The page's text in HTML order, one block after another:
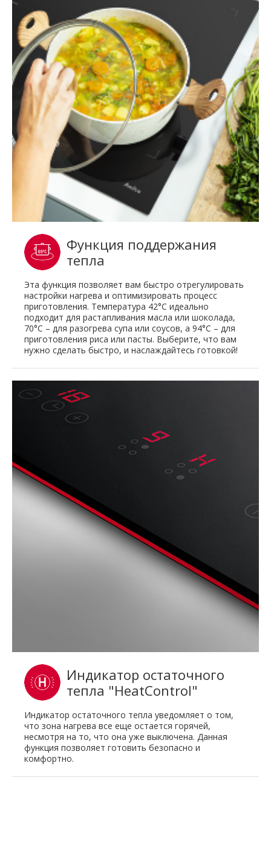
Функция поддержания
тепла
Эта функция позволяет вам быстро отрегулировать
настройки нагрева и оптимизировать процесс
приготовления. Температура 42°C идеально
подходит для растапливания масла или шоколада,
70°C – для разогрева супа или соусов, а 94°C – для
приготовления риса или пасты. Выберите, что вам
нужно сделать быстро, и наслаждайтесь готовкой!
Индикатор остаточного
тепла "HeatControl"
Индикатор остаточного тепла уведомляет о том,
что зона нагрева все еще остается горячей,
несмотря на то, что она уже выключена. Данная
функция позволяет готовить безопасно и
комфортно.